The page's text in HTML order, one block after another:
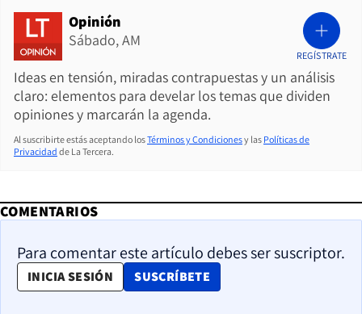
Opinión
Sábado, AM
Ideas en tensión, miradas contrapuestas y un análisis
claro: elementos para develar los temas que dividen
opiniones y marcarán la agenda.
REGÍSTRATE
Al suscribirte estás aceptando losTérminos y Condicionesy las Políticas de
Privacidad de La Tercera.
COMENTARIOS
Para comentar este artículo debes ser suscriptor.
INICIA SESIÓN SUSCRÍBETE
OPENS IN NEW WINDOW